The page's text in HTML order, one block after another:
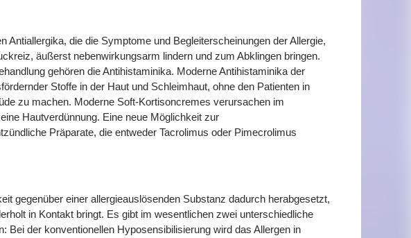
Antiallergika, die die Symptome und Begleiterscheinungen der Allergie,
äußerst nebenwirkungsarm lindern und zum Abklingen bringen.
gehören die Antihistaminika. Moderne Antihistaminika der
Stoffe in der Haut und Schleimhaut, ohne den Patienten in
zu machen. Moderne Soft-Kortisoncremes verursachen im
Hautverdünnung. Eine neue Möglichkeit zur
Präparate, die entweder Tacrolimus oder Pimecrolimus
gegenüber einer allergieauslösenden Substanz dadurch herabgesetzt,
in Kontakt bringt. Es gibt im wesentlichen zwei unterschiedliche
Bei der konventionellen Hyposensibilisierung wird das Allergen in